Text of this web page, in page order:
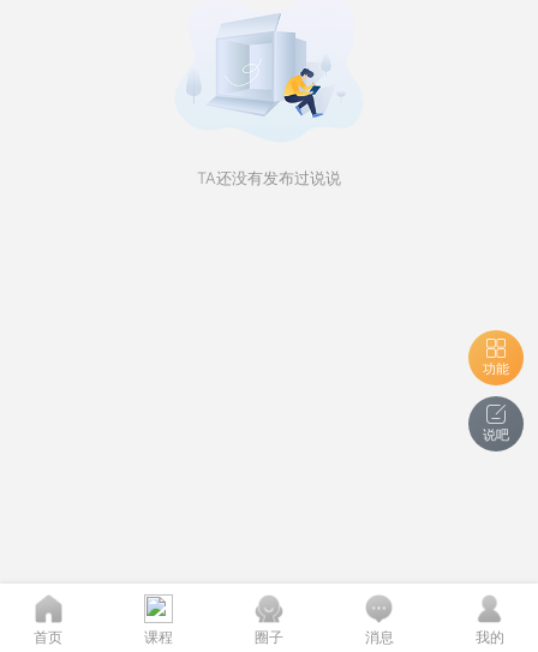
TA还没有发布过说说
功能
说吧
首页 课程 圈子 消息 我的